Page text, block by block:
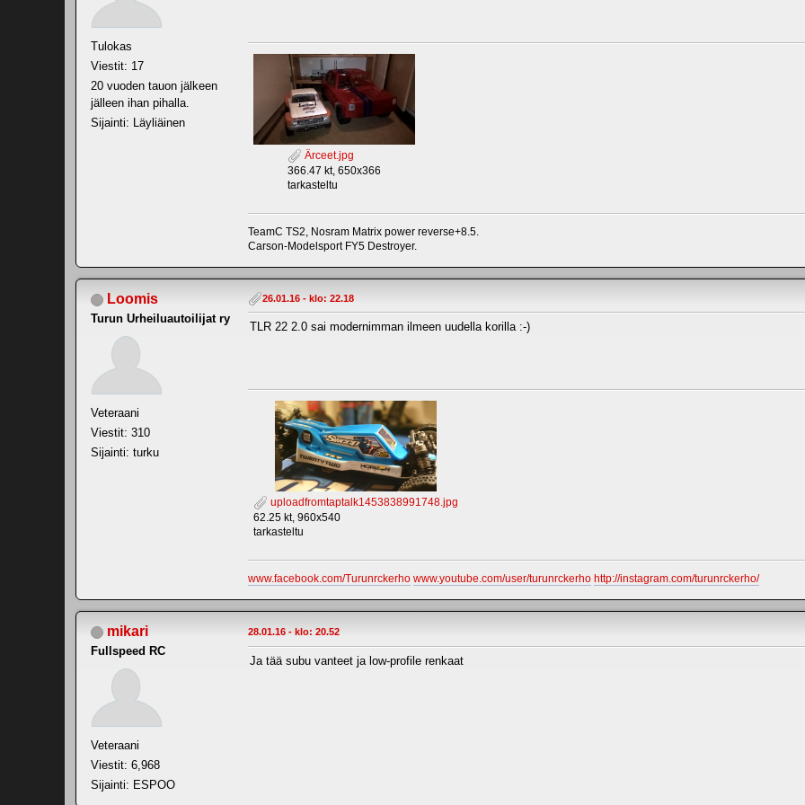
Tulokas
Viestit: 17
20 vuoden tauon jälkeen
jälleen ihan pihalla.
Sijainti: Läyliäinen
Ärceet.jpg
366.47 kt, 650x366
tarkasteltu
TeamC TS2, Nosram Matrix power reverse+8.5.
Carson-Modelsport FY5 Destroyer.
Loomis
Turun Urheiluautoilijat ry
Veteraani
Viestit: 310
Sijainti: turku
26.01.16 - klo: 22.18
TLR 22 2.0 sai modernimman ilmeen uudella korilla :-)
uploadfromtaptalk1453838991748.jpg
62.25 kt, 960x540
tarkasteltu
www.facebook.com/Turunrckerho www.youtube.com/user/turunrckerho http://instagram.com/turunrckerho/
mikari
Fullspeed RC
Veteraani
Viestit: 6,968
Sijainti: ESPOO
28.01.16 - klo: 20.52
Ja tää subu vanteet ja low-profile renkaat